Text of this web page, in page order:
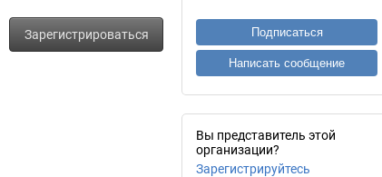
Зарегистрироваться Подписаться
Написать сообщение
Вы представитель этой
организации?
Зарегистрируйтесь